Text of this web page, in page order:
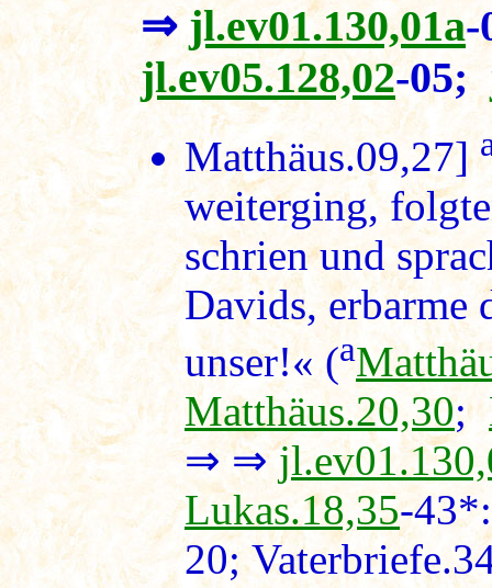
⇒jl.ev01.130,01a
jl.ev05.128,02-05;
Matthäus.09,27]
weiterging,
schrien und
Davids, erbarme
unser!« (a
Matthäus.20,30;
⇒ ⇒
Lukas.18,35-
20;